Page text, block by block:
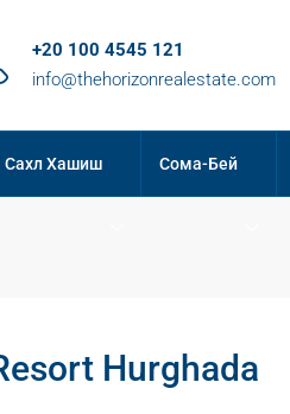
+20 100 4545 121
info@thehorizonrealestate.com
Сахл Хашиш Сома-Бей
Hurghada